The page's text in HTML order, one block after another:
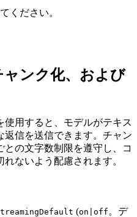
ください。
ンク化、および
用すると、モデルがテキス
返信を送信できます。チャン
の文字数制限を遵守し、コ
ないよう配慮されます。
(on|off 。デ